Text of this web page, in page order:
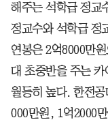
해주는 석학급 정교
정교수와 석학급 정
연봉은 2억8000만
대 초중반을 주는
월등히 높다. 한전
000만원, 1억2000